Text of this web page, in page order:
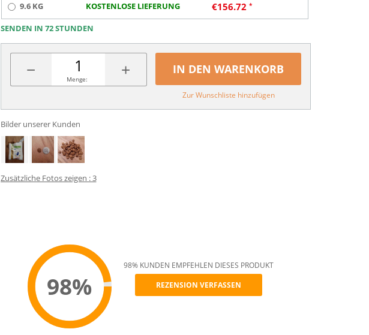
9.6 KG KOSTENLOSE LIEFERUNG €156.72
SENDEN IN 72 STUNDEN
− +
Menge:
IN DEN WARENKORB
Zur Wunschliste hinzufügen
Bilder unserer Kunden
Zusätzliche Fotos zeigen : 3
98%
98% KUNDEN EMPFEHLEN DIESES PRODUKT
REZENSION VERFASSEN